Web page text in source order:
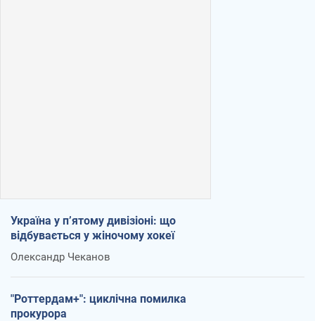
Україна у п’ятому дивізіоні: що
відбувається у жіночому хокеї
Олександр Чеканов
"Роттердам+": циклічна помилка
прокурора